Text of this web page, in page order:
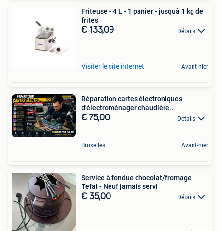
Friteuse - 4 L - 1 panier - jusquà 1 kg de
frites
€ 133,09 Détails
Visiter le site internet Avant-hier
Réparation cartes électroniques
d'électroménager chaudière..
€ 75,00 Détails
Bruxelles Avant-hier
Service à fondue chocolat/fromage
Tefal - Neuf jamais servi
€ 35,00 Détails